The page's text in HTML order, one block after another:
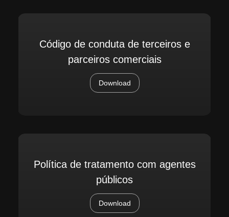
Código de conduta de terceiros e
parceiros comerciais
Download
Política de tratamento com agentes
públicos
Download